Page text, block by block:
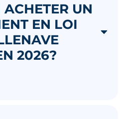
UN
EN LOI
2026?